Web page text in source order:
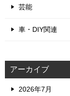
芸能
車・DIY関連
アーカイブ
2026年7月